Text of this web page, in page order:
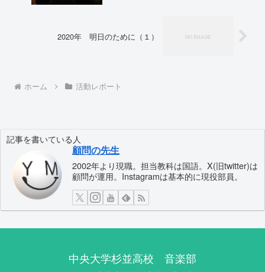
2020年 明日のために（１）
ホーム 活動レポート
記事を書いている人
顧問の先生
2002年より現職。担当教科は国語。X(旧twitter)は
顧問が運用。Instagramは基本的に現役部員。
中央大学杉並高校 音楽部